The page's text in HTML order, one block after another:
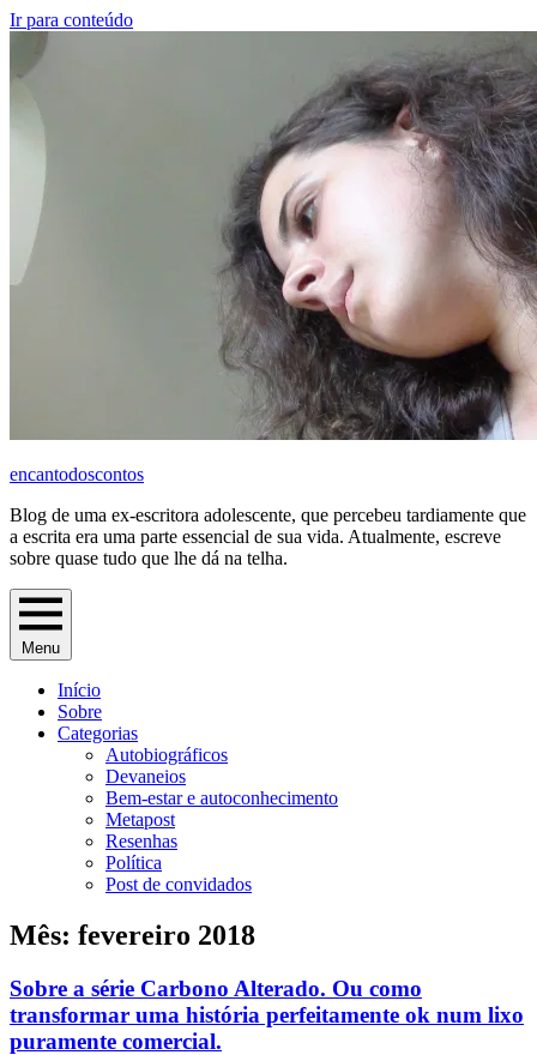
Ir para conteúdo
encantodoscontos
Blog de uma ex-escritora adolescente, que percebeu tardiamente que
a escrita era uma parte essencial de sua vida. Atualmente, escreve
sobre quase tudo que lhe dá na telha.
Menu
Início
Sobre
Categorias
Autobiográficos
Devaneios
Bem-estar e autoconhecimento
Metapost
Resenhas
Política
Post de convidados
Mês: fevereiro 2018
Sobre a série Carbono Alterado. Ou como
transformar uma história perfeitamente ok num lixo
puramente comercial.